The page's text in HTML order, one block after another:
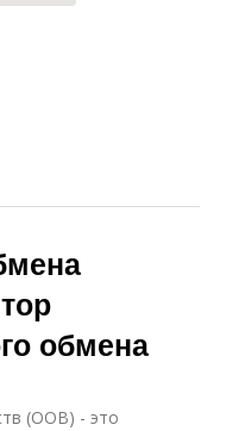
обмена
(ООВ) - это